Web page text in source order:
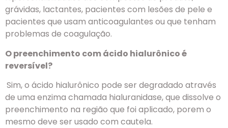
grávidas, lactantes, pacientes com lesões de pele e
pacientes que usam anticoagulantes ou que tenham
problemas de coagulação.
O preenchimento com ácido hialurônico é
reversível?
Sim, o ácido hialurônico pode ser degradado através
de uma enzima chamada hialuranidase, que dissolve o
preenchimento na região que foi aplicado, porem o
mesmo deve ser usado com cautela.